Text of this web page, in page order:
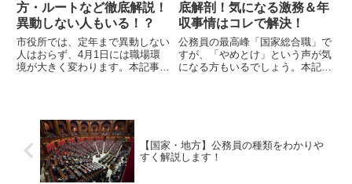
方・ルートなど徹底解説！
異動しない人もいる！？
市役所では、定年まで異動しない
人はおらず、4月1日には職場環
境が大きく変わります。本記事で
るので、ぜひご参考にください！
底解剖！気になる激務＆年
収事情はコレで解決！
公務員の最高峰「国家総合職」で
すが、「やめとけ」という声が気
になる方もいるでしょう。本記事
【国家・地方】公務員の種類をわかりや
すく解説します！